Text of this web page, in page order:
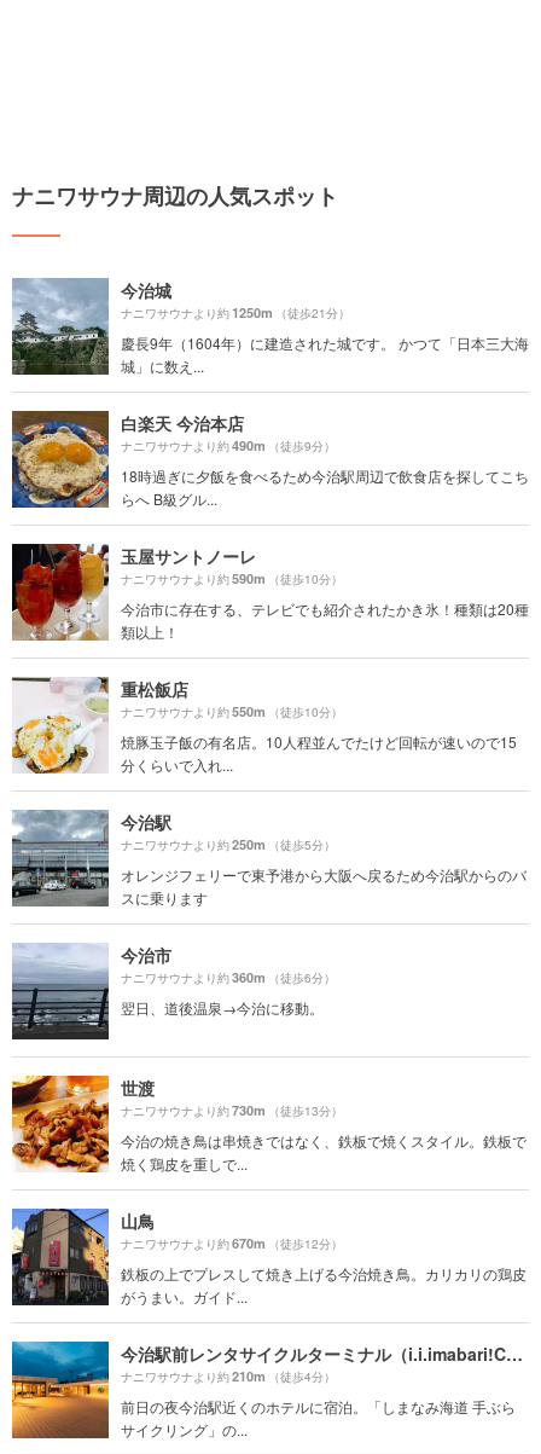
ナニワサウナ周辺の人気スポット
今治城
ナニワサウナより約1250m （徒歩21分）
慶長9年（1604年）に建造された城です。 かつて「日本三大海
城」に数え...
白楽天 今治本店
ナニワサウナより約490m （徒歩9分）
18時過ぎに夕飯を食べるため今治駅周辺で飲食店を探してこち
らへ B級グル...
玉屋サントノーレ
ナニワサウナより約590m （徒歩10分）
今治市に存在する、テレビでも紹介されたかき氷！種類は20種
類以上！
重松飯店
ナニワサウナより約550m （徒歩10分）
焼豚玉子飯の有名店。10人程並んでたけど回転が速いので15
分くらいで入れ...
今治駅
ナニワサウナより約250m （徒歩5分）
オレンジフェリーで東予港から大阪へ戻るため今治駅からのバ
スに乗ります
今治市
ナニワサウナより約360m （徒歩6分）
翌日、道後温泉→今治に移動。
世渡
ナニワサウナより約730m （徒歩13分）
今治の焼き鳥は串焼きではなく、鉄板で焼くスタイル。鉄板で
焼く鶏皮を重しで...
山鳥
ナニワサウナより約670m （徒歩12分）
鉄板の上でプレスして焼き上げる今治焼き鳥。カリカリの鶏皮
がうまい。ガイド...
今治駅前レンタサイクルターミナル（i.i.imabari!Cycle Station）
ナニワサウナより約210m （徒歩4分）
前日の夜今治駅近くのホテルに宿泊。「しまなみ海道 手ぶら
サイクリング」の...